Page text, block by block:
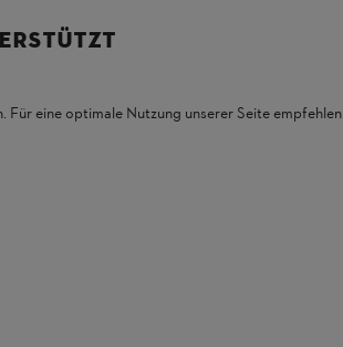
težine
Für eine optimale Nutzung unserer Seite empfehlen